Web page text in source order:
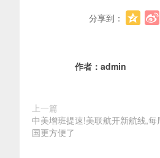
分享到：
作者： admin
上一篇
中美增班提速!美联航开新航线,
国更方便了